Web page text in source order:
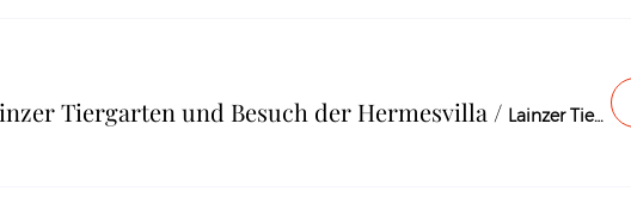
Tiergarten und Besuch der Hermesvilla / Lainzer Tiergarten